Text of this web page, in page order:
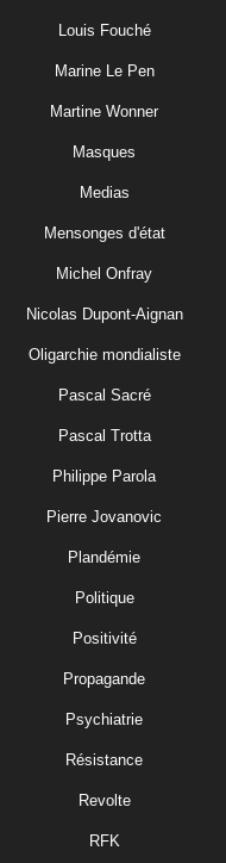
Louis Fouché
Marine Le Pen
Martine Wonner
Masques
Medias
Mensonges d'état
Michel Onfray
Nicolas Dupont-Aignan
Oligarchie mondialiste
Pascal Sacré
Pascal Trotta
Philippe Parola
Pierre Jovanovic
Plandémie
Politique
Positivité
Propagande
Psychiatrie
Résistance
Revolte
RFK